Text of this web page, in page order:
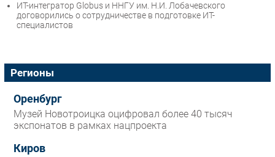
ИТ-интегратор Globus и ННГУ им. Н.И. Лобачевского
договорились о сотрудничестве в подготовке ИТ-
специалистов
Регионы
Оренбург
Музей Новотроицка оцифровал более 40 тысяч
экспонатов в рамках нацпроекта
Киров